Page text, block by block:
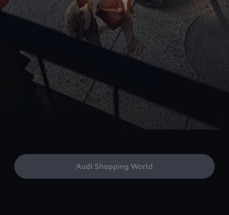
Audi Shopping World